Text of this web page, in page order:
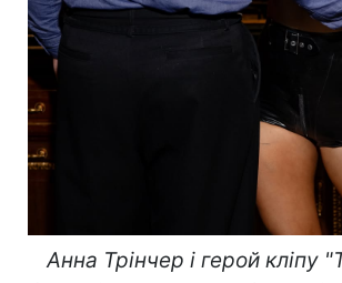
Анна Трінчер і герой кліпу